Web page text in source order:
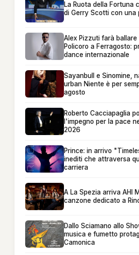
La Ruota della Fortuna
di Gerry Scotti con una
Alex Pizzuti farà ballare
Policoro a Ferragosto:
dance internazionale
Sayanbull e Sinomine,
urban Niente è per
agosto
Roberto Cacciapaglia
l'impegno per la pace
2026
Prince: in arrivo
inediti che attraversa
carriera
A La Spezia arriva AHI
canzone dedicato a
Dallo Sciamano allo
musica e fumetto
Camonica